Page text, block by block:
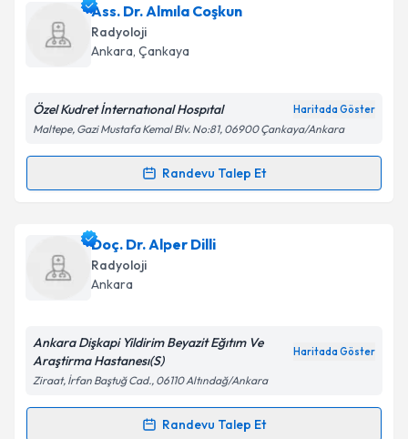
Dr. Suna Özhan Oktariçin randevu takvimi talebi
oluşturun. Size bu uzmandan randevu almanız için bir
takvim hazırlandığında e-posta ile bilgilendireceğiz.
Kişisel verilerimin işlenmesine ilişkin
Metni'ni okudum ve kişisel verilerimin belirtilen
Takvim Talebini Gönder
Ass. Dr. Almıla Coşkun
Radyoloji
Ankara, Çankaya
Özel Kudret İnternatıonal Hospıtal Haritada Göster
Maltepe, Gazi Mustafa Kemal Blv. No:81, 06900 Çankaya/Ankara
Randevu Talep Et
Randevu Takvimi Talebi
Ass. Dr. Almıla Coşkuniçin randevu takvimi talebi
oluşturun. Size bu uzmandan randevu almanız için bir
takvim hazırlandığında e-posta ile bilgilendireceğiz.
Kişisel verilerimin işlenmesine ilişkinAydınlatma
'ni okudum ve kişisel verilerimin belirtilen
Doç. Dr. Alper Dilli
Radyoloji
Ankara
Ankara Dişkapi Yildirim Beyazit Eğıtım Ve
Araştirma Hastanesı(S)
Haritada Göster
Ziraat, İrfan Baştuğ Cad., 06110 Altındağ/Ankara
Randevu Talep Et
Randevu Takvimi Talebi